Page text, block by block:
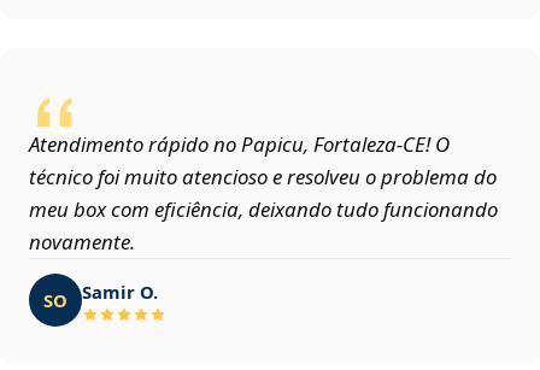
Atendimento rápido no Papicu, Fortaleza‑CE! O
técnico foi muito atencioso e resolveu o problema do
meu box com eficiência, deixando tudo funcionando
novamente.
SO Samir O.